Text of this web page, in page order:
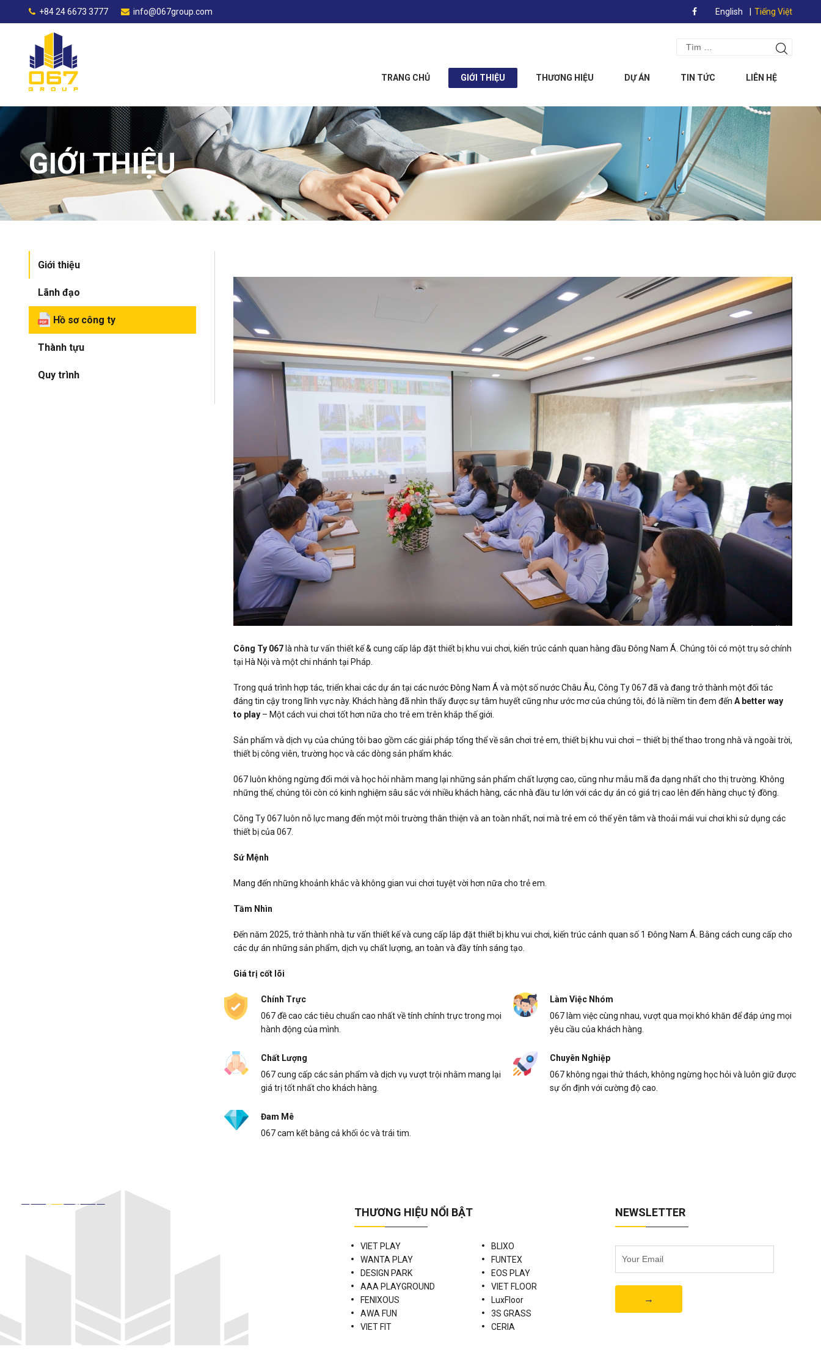
+84 24 6673 3777 info@067group.com English Tiếng Việt
Search
Tìm
TRANG CHỦ
GIỚI THIỆU THƯƠNG HIỆU DỰ ÁN TIN TỨC LIÊN HỆ
GIỚI THIỆU
Công Ty 067 là nhà tư vấn thiết kế & cung cấp lắp đặt thiết bị khu vui chơi, kiến trúc cảnh quan hàng đầu Đông Nam Á. Chúng tôi có một trụ sở chính
tại Hà Nội và một chi nhánh tại Pháp.
Trong quá trình hợp tác, triển khai các dự án tại các nước Đông Nam Á và một số nước Châu Âu, Công Ty 067 đã và đang trở thành một đối tác
đáng tin cậy trong lĩnh vực này. Khách hàng đã nhìn thấy được sự tâm huyết cũng như ước mơ của chúng tôi, đó là niềm tin đem đến A better way
to play – Một cách vui chơi tốt hơn nữa cho trẻ em trên khắp thế giới.
Sản phẩm và dịch vụ của chúng tôi bao gồm các giải pháp tổng thể về sân chơi trẻ em, thiết bị khu vui chơi – thiết bị thể thao trong nhà và ngoài trời,
thiết bị công viên, trường học và các dòng sản phẩm khác.
067 luôn không ngừng đổi mới và học hỏi nhằm mang lại những sản phẩm chất lượng cao, cũng như mẫu mã đa dạng nhất cho thị trường. Không
những thế, chúng tôi còn có kinh nghiệm sâu sắc với nhiều khách hàng, các nhà đầu tư lớn với các dự án có giá trị cao lên đến hàng chục tỷ đồng.
Công Ty 067 luôn nỗ lực mang đến một môi trường thân thiện và an toàn nhất, nơi mà trẻ em có thể yên tâm và thoải mái vui chơi khi sử dụng các
thiết bị của 067.
Sứ Mệnh
Mang đến những khoảnh khắc và không gian vui chơi tuyệt vời hơn nữa cho trẻ em.
Tầm Nhìn
Đến năm 2025, trở thành nhà tư vấn thiết kế và cung cấp lắp đặt thiết bị khu vui chơi, kiến trúc cảnh quan số 1 Đông Nam Á. Bằng cách cung cấp cho
các dự án những sản phẩm, dịch vụ chất lượng, an toàn và đầy tính sáng tạo.
Giá trị cốt lõi
Chính Trực
067 đề cao các tiêu chuẩn cao nhất về tính chính trực trong mọi
hành động của mình.
Làm Việc Nhóm
067 làm việc cùng nhau, vượt qua mọi khó khăn để đáp ứng mọi
yêu cầu của khách hàng.
Chất Lượng
067 cung cấp các sản phẩm và dịch vụ vượt trội nhằm mang lại
giá trị tốt nhất cho khách hàng.
Chuyên Nghiệp
067 không ngại thử thách, không ngừng học hỏi và luôn giữ được
sự ổn định với cường độ cao.
Đam Mê
067 cam kết bằng cả khối óc và trái tim.
Giới thiệu
Lãnh đạo
Hồ sơ công ty
Thành tựu
Quy trình
THƯƠNG HIỆU NỔI BẬT
VIET PLAY
BLIXO
WANTA PLAY
FUNTEX
DESIGN PARK
EOS PLAY
AAA PLAYGROUND
VIET FLOOR
FENIXOUS
LuxFloor
AWA FUN
3S GRASS
VIET FIT
CERIA
NEWSLETTER